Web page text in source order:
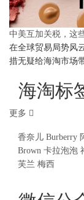
中美互加关税，这
在全球贸易局势风
措无疑给海淘市场
海淘标
更多
香奈儿 Burberry
Brown 卡拉泡泡
芙兰 梅西